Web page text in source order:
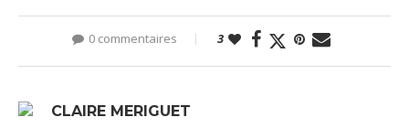
0 commentaires 3
CLAIRE MERIGUET